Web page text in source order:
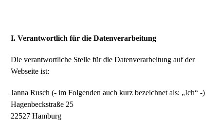
I. Verantwortlich für die Datenverarbeitung
Die verantwortliche Stelle für die Datenverarbeitung auf der
Webseite ist:
Janna Rusch (- im Folgenden auch kurz bezeichnet als: „Ich“ -)
Hagenbeckstraße 25
22527 Hamburg